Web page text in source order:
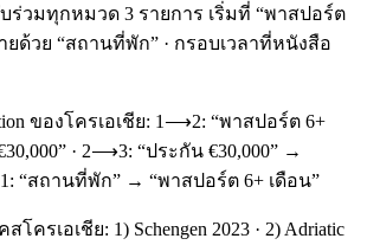
บร่วมทุกหมวด 3 รายการ เริ่มที่ “พาสปอร์ต
ยด้วย “สถานที่พัก” · กรอบเวลาที่หนังสือ
ของโครเอเชีย: 1⟶2: “พาสปอร์ต 6+
· 2⟶3: “ประกัน €30,000” →
“สถานที่พัก” → “พาสปอร์ต 6+ เดือน”
โครเอเชีย: 1) Schengen 2023 · 2) Adriatic